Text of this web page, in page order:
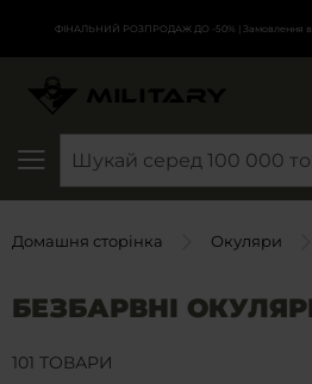
ФІНАЛЬНИЙ РОЗПРОДАЖ ДО -50% | Замовлення
SEARCH
Домашня сторінка Окуляри
БЕЗБАРВНІ
101 ТОВАРИ